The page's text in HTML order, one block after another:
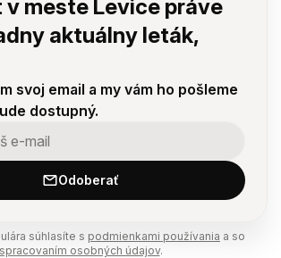
meste Levice práve
aktuálny leták,
svoj email a my vám ho pošleme
dostupný.
Odoberať
súhlasíte s podmienkami používania a so
spracovaním osobných údajov.